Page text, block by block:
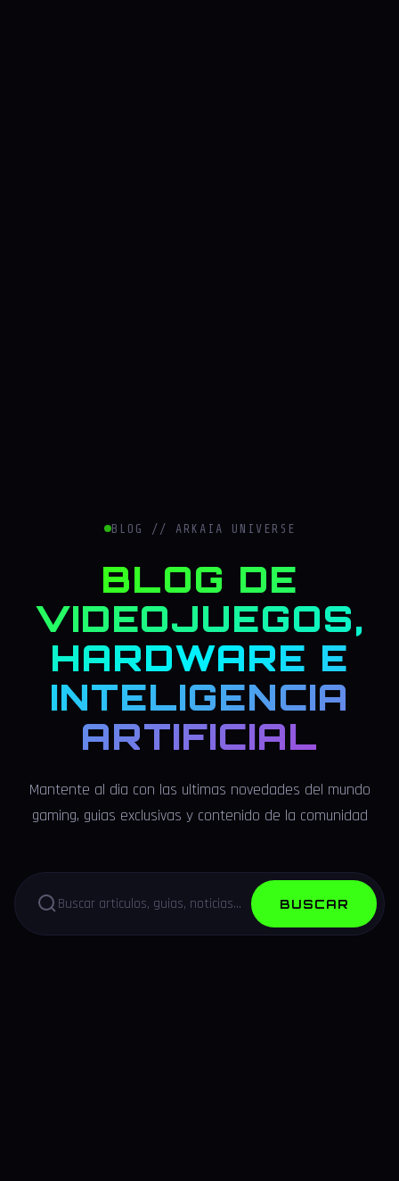
BLOG // ARKAIA UNIVERSE
BLOG DE
VIDEOJUEGOS,
HARDWARE E
INTELIGENCIA
ARTIFICIAL
Mantente al dia con las ultimas novedades del mundo
gaming, guias exclusivas y contenido de la comunidad
BUSCAR